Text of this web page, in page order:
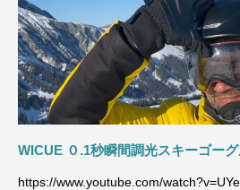
WICUE ０.1秒瞬間調光スキーゴー
https://www.youtube.com/